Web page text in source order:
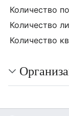
Количество
Количество
Количество